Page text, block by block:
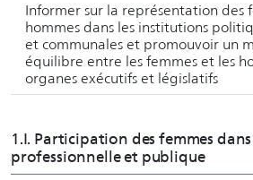
Informer sur la représentation des
hommes dans les institutions
et communales et promouvoir un
équilibre entre les femmes et les
organes exécutifs et législatifs
1.I. Participation des femmes
professionnelle et publique